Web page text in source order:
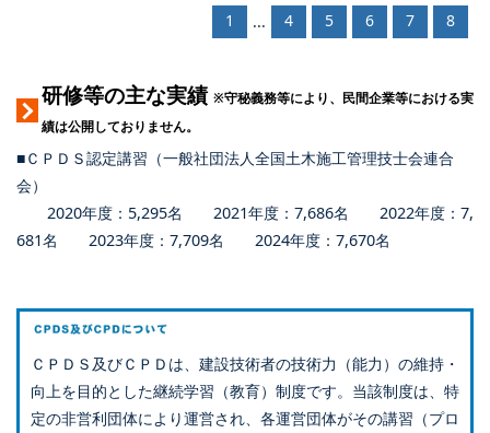
1 ... 4 5 6 7 8
研修等の主な実績 ※守秘義務等により、民間企業等における実
績は公開しておりません。
■ＣＰＤＳ認定講習（一般社団法人全国土木施工管理技士会連合
会）
2020年度：5,295名 2021年度：7,686名 2022年度：7,
681名 2023年度：7,709名 2024年度：7,670名
ＣＰＤＳ及びＣＰＤは、建設技術者の技術力（能力）の維持・
向上を目的とした継続学習（教育）制度です。当該制度は、特
定の非営利団体により運営され、各運営団体がその講習（プロ